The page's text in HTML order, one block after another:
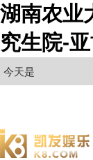
湖南农业
究生院-
今天是